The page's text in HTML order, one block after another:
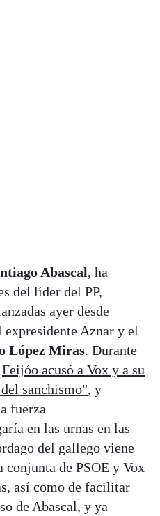
Abascal, ha
del líder del PP,
ayer desde
Aznar y el
López Miras. Durante
Feijóo acusó a Vox y a su
sanchismo", y
fuerza
en las urnas en las
del gallego viene
conjunta de PSOE y Vox
así como de facilitar
de Abascal, y ya